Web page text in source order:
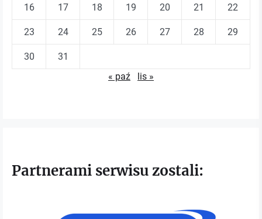
16 17 18 19 20 21 22
23 24 25 26 27 28 29
30
31
« paź
lis »
Partnerami serwisu zostali: